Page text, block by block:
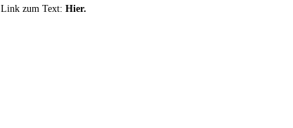
Link zum Text: Hier.